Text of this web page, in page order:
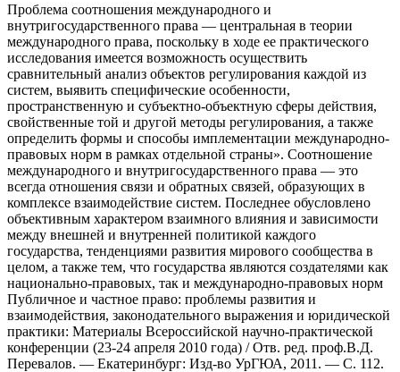
Проблема соотношения международного и
внутригосударственного права — центральная в теории
международного права, поскольку в ходе ее практического
исследования имеется возможность осуществить
сравнительный анализ объектов регулирования каждой из
систем, выявить специфические особенности,
пространственную и субъектно-объектную сферы действия,
свойственные той и другой методы регулирования, а также
определить формы и способы имплементации международно-
правовых норм в рамках отдельной страны». Соотношение
международного и внутригосударственного права — это
всегда отношения связи и обратных связей, образующих в
комплексе взаимодействие систем. Последнее обусловлено
объективным характером взаимного влияния и зависимости
между внешней и внутренней политикой каждого
государства, тенденциями развития мирового сообщества в
целом, а также тем, что государства являются создателями как
национально-правовых, так и международно-правовых норм
Публичное и частное право: проблемы развития и
взаимодействия, законодательного выражения и юридической
практики: Материалы Всероссийской научно-практической
конференции (23-24 апреля 2010 года) / Отв. ред. проф.В.Д.
Перевалов. — Екатеринбург: Изд-во УрГЮА, 2011. — С. 112.